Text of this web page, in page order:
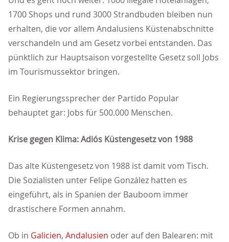
1700 Shops und rund 3000 Strandbuden bleiben nun
erhalten, die vor allem Andalusiens Küstenabschnitte
verschandeln und am Gesetz vorbei entstanden. Das
pünktlich zur Hauptsaison vorgestellte Gesetz soll Jobs
im Tourismussektor bringen.
Ein Regierungssprecher der Partido Popular
behauptet gar: Jobs für 500.000 Menschen.
Krise gegen Klima: Adiós Küstengesetz von 1988
Das alte Küstengesetz von 1988 ist damit vom Tisch.
Die Sozialisten unter Felipe González hatten es
eingeführt, als in Spanien der Bauboom immer
drastischere Formen annahm.
Ob in Galicien, Andalusien oder auf den Balearen: mit